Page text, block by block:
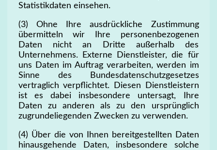
Statistikdaten einsehen.
(3) Ohne Ihre ausdrückliche Zustimmung
übermitteln wir Ihre personenbezogenen
Daten nicht an Dritte außerhalb des
Unternehmens. Externe Dienstleister, die für
uns Daten im Auftrag verarbeiten, werden im
Sinne des Bundesdatenschutzgesetzes
vertraglich verpflichtet. Diesen Dienstleistern
ist es dabei insbesondere untersagt, Ihre
Daten zu anderen als zu den ursprünglich
zugrundeliegenden Zwecken zu verwenden.
(4) Über die von Ihnen bereitgestellten Daten
hinausgehende Daten, insbesondere solche